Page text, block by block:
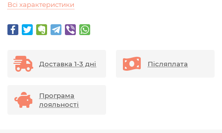
Всі характеристики
Доставка 1-3 дні Післяплата
Програма
лояльності